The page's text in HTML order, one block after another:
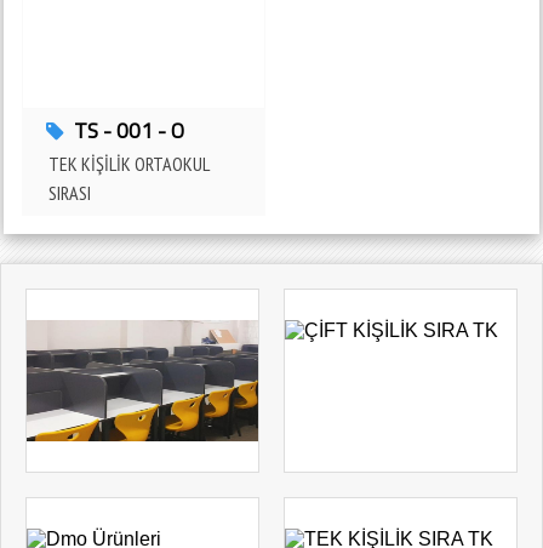
TS - 001 - O
TEK KİŞİLİK ORTAOKUL
SIRASI